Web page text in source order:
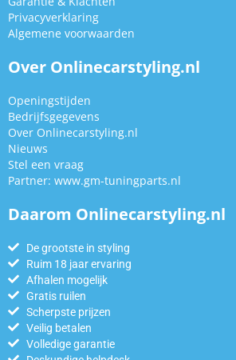
Privacyverklaring
Algemene voorwaarden
Over Onlinecarstyling.nl
Openingstijden
Bedrijfsgegevens
Over Onlinecarstyling.nl
Nieuws
Stel een vraag
Partner: www.gm-tuningparts.nl
Daarom Onlinecarstyling.nl
De grootste in styling
Ruim 18 jaar ervaring
Afhalen mogelijk
Gratis ruilen
Scherpste prijzen
Veilig betalen
Volledige garantie